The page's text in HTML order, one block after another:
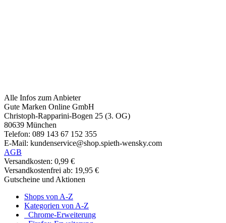
Alle Infos zum Anbieter
Gute Marken Online GmbH
Christoph-Rapparini-Bogen 25 (3. OG)
80639 München
Telefon: 089 143 67 152 355
E-Mail: kundenservice@shop.spieth-wensky.com
AGB
Versandkosten: 0,99 €
Versandkostenfrei ab: 19,95 €
Gutscheine und Aktionen
Shops von A-Z
Kategorien von A-Z
Chrome-Erweiterung